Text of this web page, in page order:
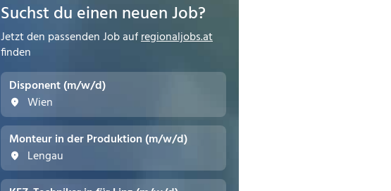
Suchst du einen neuen Job?
Jetzt den passenden Job aufregionaljobs.at
finden
Disponent (m/w/d)
Wien
Monteur in der Produktion (m/w/d)
Lengau